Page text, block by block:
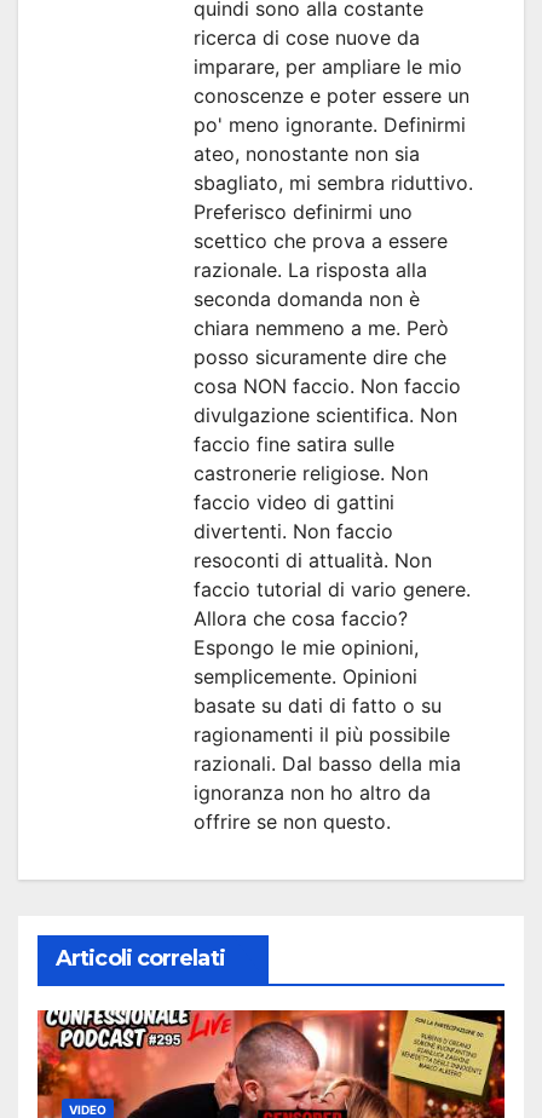
quindi sono alla costante
ricerca di cose nuove da
imparare, per ampliare le mio
conoscenze e poter essere un
po' meno ignorante. Definirmi
ateo, nonostante non sia
sbagliato, mi sembra riduttivo.
Preferisco definirmi uno
scettico che prova a essere
razionale. La risposta alla
seconda domanda non è
chiara nemmeno a me. Però
posso sicuramente dire che
cosa NON faccio. Non faccio
divulgazione scientifica. Non
faccio fine satira sulle
castronerie religiose. Non
faccio video di gattini
divertenti. Non faccio
resoconti di attualità. Non
faccio tutorial di vario genere.
Allora che cosa faccio?
Espongo le mie opinioni,
semplicemente. Opinioni
basate su dati di fatto o su
ragionamenti il più possibile
razionali. Dal basso della mia
ignoranza non ho altro da
offrire se non questo.
Articoli correlati
VIDEO